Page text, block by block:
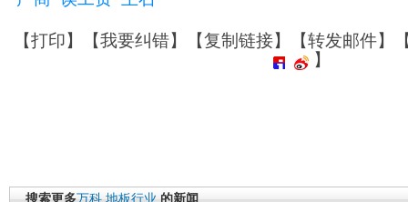
【打印】【我要纠错】【复制链接】【转发邮件】
】
搜索更多万科 地板行业 的新闻